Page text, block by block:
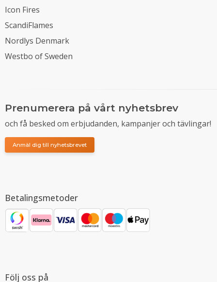
Icon Fires
ScandiFlames
Nordlys Denmark
Westbo of Sweden
Prenumerera på vårt nyhetsbrev
och få besked om erbjudanden, kampanjer och tävlingar!
Anmäl dig till nyhetsbrevet
Betalingsmetoder
Följ oss på